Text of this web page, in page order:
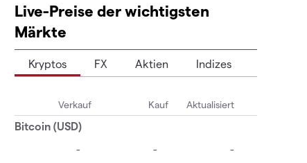
Live-Preise der wichtigsten
Märkte
Kryptos FX Aktien Indizes